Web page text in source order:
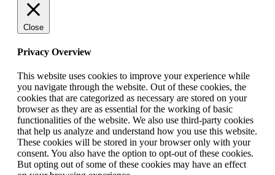
Close
Privacy Overview
This website uses cookies to improve your experience while
you navigate through the website. Out of these cookies, the
cookies that are categorized as necessary are stored on your
browser as they are as essential for the working of basic
functionalities of the website. We also use third-party cookies
that help us analyze and understand how you use this website.
These cookies will be stored in your browser only with your
consent. You also have the option to opt-out of these cookies.
But opting out of some of these cookies may have an effect